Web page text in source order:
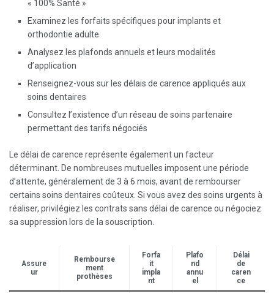
« 100% Santé »
Examinez les forfaits spécifiques pour implants et
orthodontie adulte
Analysez les plafonds annuels et leurs modalités
d’application
Renseignez-vous sur les délais de carence appliqués aux
soins dentaires
Consultez l’existence d’un réseau de soins partenaire
permettant des tarifs négociés
Le délai de carence représente également un facteur
déterminant. De nombreuses mutuelles imposent une période
d’attente, généralement de 3 à 6 mois, avant de rembourser
certains soins dentaires coûteux. Si vous avez des soins urgents à
réaliser, privilégiez les contrats sans délai de carence ou négociez
sa suppression lors de la souscription.
Assure
ur
Rembourse
ment
prothèses
Forfa
it
impla
nt
Plafo
nd
annu
el
Délai
de
caren
ce